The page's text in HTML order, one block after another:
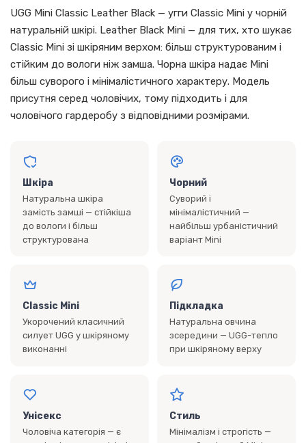
UGG Mini Classic Leather Black — угги Classic Mini у чорній
натуральній шкірі. Leather Black Mini — для тих, хто шукає
Classic Mini зі шкіряним верхом: більш структурованим і
стійким до вологи ніж замша. Чорна шкіра надає Mini
більш суворого і мінімалістичного характеру. Модель
присутня серед чоловічих, тому підходить і для
чоловічого гардеробу з відповідними розмірами.
Шкіра
Натуральна шкіра
замість замші — стійкіша
до вологи і більш
структурована
Чорний
Суворий і
мінімалістичний —
найбільш урбаністичний
варіант Mini
Classic Mini
Укорочений класичний
силует UGG у шкіряному
виконанні
Підкладка
Натуральна овчина
зсередини — UGG-тепло
при шкіряному верху
Унісекс
Чоловіча категорія — є
Стиль
Мінімалізм і строгість —